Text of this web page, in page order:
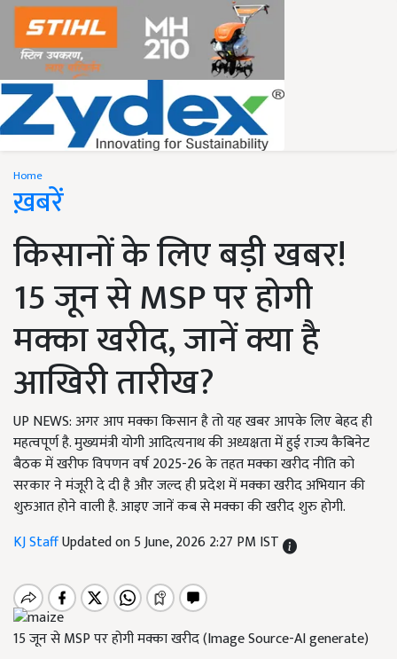
Home
ख़बरें
किसानों के लिए बड़ी खबर!
15 जून से MSP पर होगी
मक्का खरीद, जानें क्या है
आखिरी तारीख?
UP NEWS: अगर आप मक्का किसान है तो यह खबर आपके लिए बेहद ही
महत्वपूर्ण है. मुख्यमंत्री योगी आदित्यनाथ की अध्यक्षता में हुई राज्य कैबिनेट
बैठक में खरीफ विपणन वर्ष 2025-26 के तहत मक्का खरीद नीति को
सरकार ने मंजूरी दे दी है और जल्द ही प्रदेश में मक्का खरीद अभियान की
शुरुआत होने वाली है. आइए जानें कब से मक्का की खरीद शुरु होगी.
KJ StaffUpdated on 5 June, 2026 2:27 PM IST
15 जून से MSP पर होगी मक्का खरीद (Image Source-AI generate)